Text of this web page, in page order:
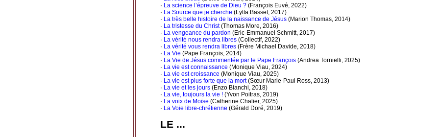
· La science l’épreuve de Dieu ? (François Euvé, 2022)
· La Source que je cherche (Lytta Basset, 2017)
· La très belle histoire de la naissance de Jésus (Marion Thomas, 2014)
· La tristesse du Christ(Thomas More, 2016)
· La vengeance du pardon (Eric-Emmanuel Schmitt, 2017)
· La vérité nous rendra libres (Collectif, 2022)
· La vérité vous rendra libres (Frère Michael Davide, 2018)
· La Vie (Pape François, 2014)
· La Vie de Jésus commentée par le Pape François (Andrea Tornielli, 2025)
· La vie est connaissance (Monique Viau, 2024)
· La vie est croissance (Monique Viau, 2025)
· La vie est plus forte que la mort(Sœur Marie-Paul Ross, 2013)
· La vie et les jours (Enzo Bianchi, 2018)
· La vie, toujours la vie ! (Yvon Poitras, 2019)
· La voix de Moïse (Catherine Chalier, 2025)
· La Voie libre-chrétienne (Gérald Doré, 2019)
LE ...